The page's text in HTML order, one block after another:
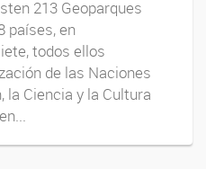
213 Geoparques
países, en
todos ellos
de las Naciones
la Ciencia y la Cultura